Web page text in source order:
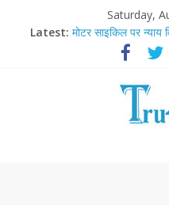
Saturday,
Latest: मोटर साइकिल पर न्याय
Ram Mandir Pran
मासूम लेकिन खतरनाक
अब फिल्मों के लिए धार्मिक
आज बिखर जाएगा